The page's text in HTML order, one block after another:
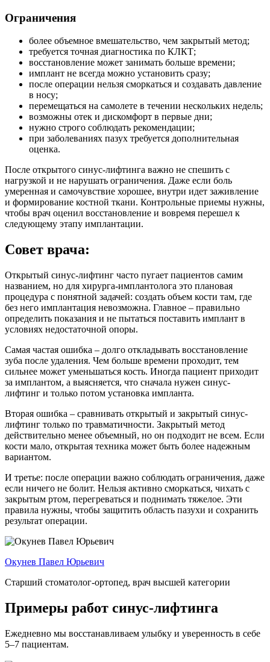
Ограничения
более объемное вмешательство, чем закрытый метод;
требуется точная диагностика по КЛКТ;
восстановление может занимать больше времени;
имплант не всегда можно установить сразу;
после операции нельзя сморкаться и создавать давление
в носу;
перемещаться на самолете в течении нескольких недель;
возможны отек и дискомфорт в первые дни;
нужно строго соблюдать рекомендации;
при заболеваниях пазух требуется дополнительная
оценка.
После открытого синус-лифтинга важно не спешить с
нагрузкой и не нарушать ограничения. Даже если боль
умеренная и самочувствие хорошее, внутри идет заживление
и формирование костной ткани. Контрольные приемы нужны,
чтобы врач оценил восстановление и вовремя перешел к
следующему этапу имплантации.
Совет врача:
Открытый синус-лифтинг часто пугает пациентов самим
названием, но для хирурга-имплантолога это плановая
процедура с понятной задачей: создать объем кости там, где
без него имплантация невозможна. Главное – правильно
определить показания и не пытаться поставить имплант в
условиях недостаточной опоры.
Самая частая ошибка – долго откладывать восстановление
зуба после удаления. Чем больше времени проходит, тем
сильнее может уменьшаться кость. Иногда пациент приходит
за имплантом, а выясняется, что сначала нужен синус-
лифтинг и только потом установка импланта.
Вторая ошибка – сравнивать открытый и закрытый синус-
лифтинг только по травматичности. Закрытый метод
действительно менее объемный, но он подходит не всем. Если
кости мало, открытая техника может быть более надежным
вариантом.
И третье: после операции важно соблюдать ограничения, даже
если ничего не болит. Нельзя активно сморкаться, чихать с
закрытым ртом, перегреваться и поднимать тяжелое. Эти
правила нужны, чтобы защитить область пазухи и сохранить
результат операции.
Окунев Павел Юрьевич
Старший стоматолог-ортопед, врач высшей категории
Примеры работ синус-лифтинга
Ежедневно мы восстанавливаем улыбку и уверенность в себе
5–7 пациентам.